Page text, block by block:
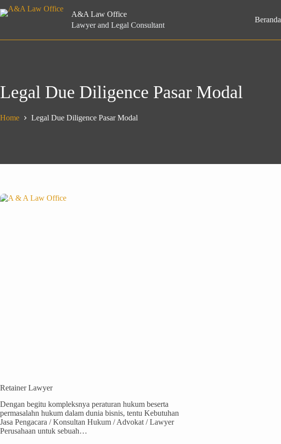
to
A&A Law Office
Lawyer and Legal Consultant
Beranda
Legal Due Diligence Pasar Modal
Home Legal Due Diligence Pasar Modal
Retainer Lawyer
Dengan begitu kompleksnya peraturan hukum beserta
permasalahn hukum dalam dunia bisnis, tentu Kebutuhan
Jasa Pengacara / Konsultan Hukum / Advokat / Lawyer
Perusahaan untuk sebuah…